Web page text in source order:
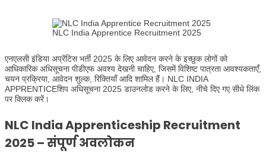
NLC India Apprentice Recruitment 2025
एनएलसी इंडिया अप्रेंटिस भर्ती 2025 के लिए आवेदन करने के इच्छुक लोगों को
आधिकारिक अधिसूचना पीडीएफ अवश्य देखनी चाहिए, जिसमें विशिष्ट पात्रता आवश्यकताएँ,
चयन प्रक्रिया, आवेदन शुल्क, रिक्तियाँ आदि शामिल हैं। NLC INDIA
APPRENTICEशिप अधिसूचना 2025 डाउनलोड करने के लिए, नीचे दिए गए सीधे लिंक
पर क्लिक करें।
NLC India Apprenticeship Recruitment
2025 – संपूर्ण अवलोकन